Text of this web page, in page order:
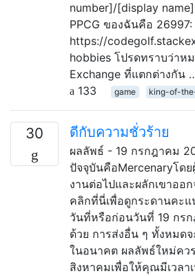
number]/[display
PPCG ของฉันคือ 26997:
https://
hobbies โปรดทราบว่าห
Exchange ที่แตกต่างกัน
133
game king-of-
30 ดีกับความชั่วร้าย
ผลลัพธ์ - 19 กรกฎาคม
ปัจจุบันคือMercenaryโดย
งานต่อไปและผลักเขาออ
คลิกที่นี่เพื่อดูกระดานคะ
วันที่หรือก่อนวันที่ 19 กร
ด้วย การส่งอื่น ๆ ทั้งหมด
ในอนาคต ผลลัพธ์ใหม่คว
สิงหาคมเพื่อให้คุณมีเวลา